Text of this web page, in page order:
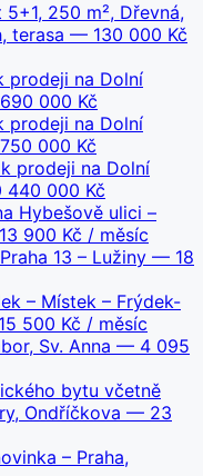
250 m², Dřevná,
terasa — 130 000 Kč
prodeji na Dolní
000 Kč
prodeji na Dolní
000 Kč
prodeji na Dolní
000 Kč
Hybešově ulici –
900 Kč / měsíc
13 – Lužiny — 18
– Místek – Frýdek-
500 Kč / měsíc
Sv. Anna — 4 095
bytu včetně
Ondříčkova — 23
– Praha,